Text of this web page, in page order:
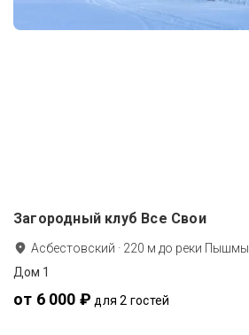
Загородный клуб Все Свои
Асбестовский · 220 м до реки Пышмы
Дом 1
от 6 000 ₽ для 2 гостей